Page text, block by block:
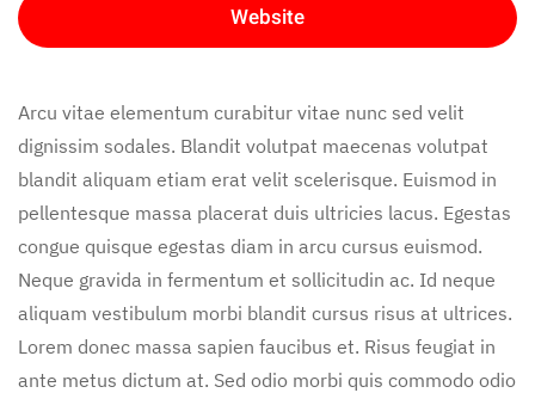
Website
Arcu vitae elementum curabitur vitae nunc sed velit
dignissim sodales. Blandit volutpat maecenas volutpat
blandit aliquam etiam erat velit scelerisque. Euismod in
pellentesque massa placerat duis ultricies lacus. Egestas
congue quisque egestas diam in arcu cursus euismod.
Neque gravida in fermentum et sollicitudin ac. Id neque
aliquam vestibulum morbi blandit cursus risus at ultrices.
Lorem donec massa sapien faucibus et. Risus feugiat in
ante metus dictum at. Sed odio morbi quis commodo odio